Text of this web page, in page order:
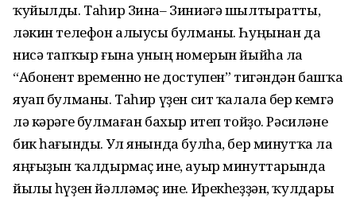
ҡуйылды. Таһир Зина– Зиниәгә шылтыратты,
ләкин телефон алыусы булманы. Һуңынан да
нисә тапҡыр ғына уның номерын йыйһа ла
“Абонент временно не доступен” тигәндән башҡа
яуап булманы. Таһир үҙен сит ҡалала бер кемгә
лә кәрәге булмаған бахыр итеп тойҙо. Рәсиләне
бик һағынды. Ул янында булһа, бер минутҡа ла
яңғыҙын ҡалдырмаҫ ине, ауыр минуттарында
йылы һүҙен йәлләмәҫ ине. Ирекһеҙҙән, ҡулдары